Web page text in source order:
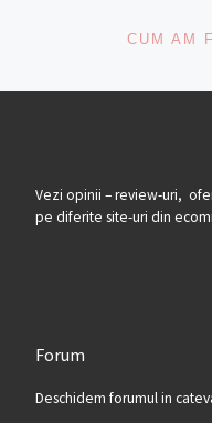
CUM AM
Vezi opinii – review-uri,
pe diferite site-uri din
Forum
Deschidem forumul in